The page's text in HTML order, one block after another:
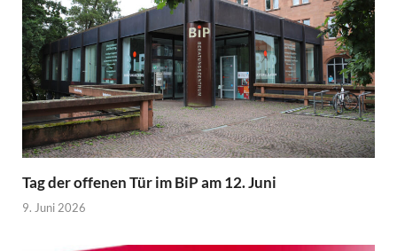
Tag der offenen Tür im BiP am 12. Juni
9. Juni 2026